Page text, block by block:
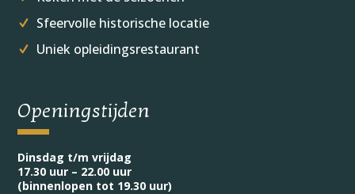
Sfeervolle historische locatie
Uniek opleidingsrestaurant
Openingstijden
Dinsdag t/m vrijdag
17.30 uur – 22.00 uur
(binnenlopen tot 19.30 uur)